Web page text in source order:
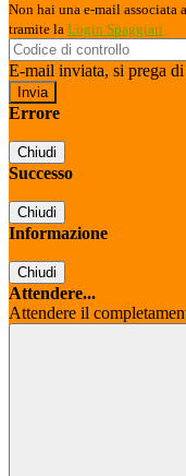
Non hai una e-mail associata
tramite la Login Spaggiari
E-mail inviata, si prega
Errore
Chiudi
Successo
Chiudi
Informazione
Chiudi
Attendere...
Attendere il